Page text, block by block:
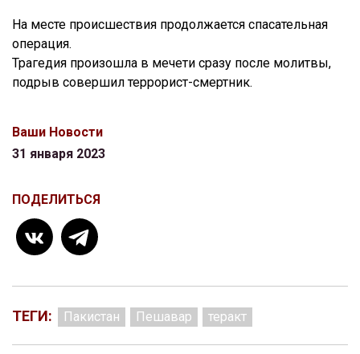
На месте происшествия продолжается спасательная
операция.
Трагедия произошла в мечети сразу после молитвы,
подрыв совершил террорист-смертник.
Ваши Новости
31 января 2023
ПОДЕЛИТЬСЯ
ТЕГИ: Пакистан Пешавар теракт